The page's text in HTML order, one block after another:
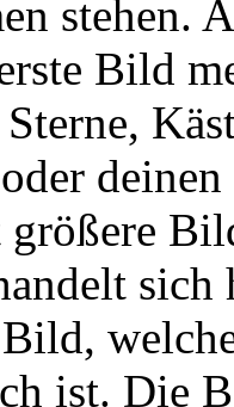
stehen.
Bild
ist. Die